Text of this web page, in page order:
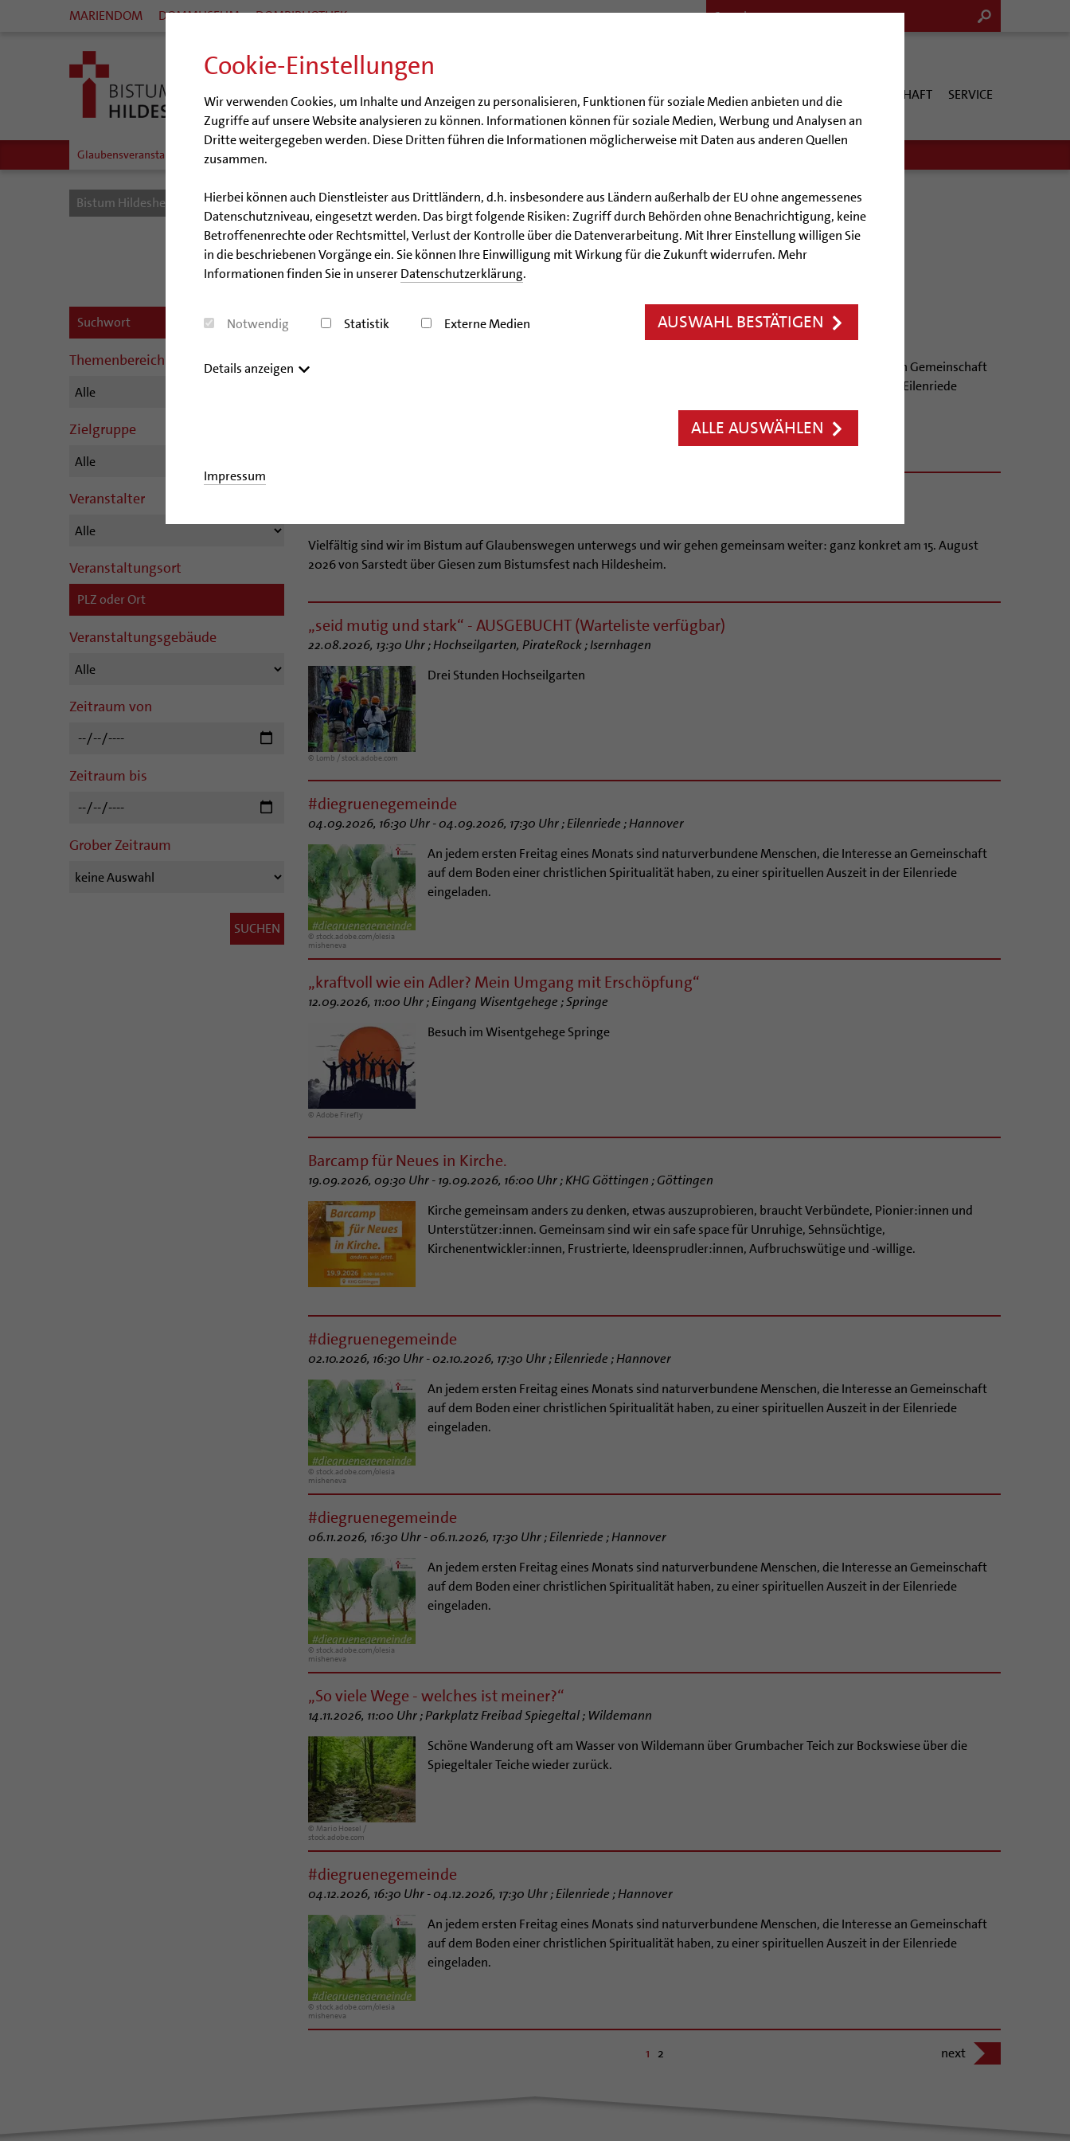
Cookie-Einstellungen
Wir verwenden Cookies, um Inhalte und Anzeigen zu personalisieren, Funktionen für soziale Medien anbieten und die
Zugriffe auf unsere Website analysieren zu können. Informationen können für soziale Medien, Werbung und Analysen an
Dritte weitergegeben werden. Diese Dritten führen die Informationen möglicherweise mit Daten aus anderen Quellen
zusammen.
Hierbei können auch Dienstleister aus Drittländern, d.h. insbesondere aus Ländern außerhalb der EU ohne angemessenes
Datenschutzniveau, eingesetzt werden. Das birgt folgende Risiken: Zugriff durch Behörden ohne Benachrichtigung, keine
Betroffenenrechte oder Rechtsmittel, Verlust der Kontrolle über die Datenverarbeitung. Mit Ihrer Einstellung willigen Sie
in die beschriebenen Vorgänge ein. Sie können Ihre Einwilligung mit Wirkung für die Zukunft widerrufen. Mehr
Informationen finden Sie in unsererDatenschutzerklärung.
Notwendig Statistik Externe Medien AUSWAHL BESTÄTIGEN
Details anzeigen
ALLE AUSWÄHLEN
Impressum
MARIENDOM DOMMUSEUM DOMBIBLIOTHEK
BISTUM BERATUNG & HILFE BILDUNG & KULTUR KIRCHE & GESELLSCHAFT SERVICE
Glaubensveranstaltungen
Bistum Hildesheim Seelsorge Glaube leben Glaubensveranstaltungen
Veranstaltungen zum Glauben(s)leben
Themenbereich
Zielgruppe
Veranstalter
Veranstaltungsort
Veranstaltungsgebäude
Zeitraum von
Zeitraum bis
Grober Zeitraum
#diegruenegemeinde
07.08.2026, 16:30 Uhr - 07.08.2026, 17:30 Uhr ; Eilenriede ; Hannover
An jedem ersten Freitag eines Monats sind naturverbundene Menschen, die Interesse an Gemeinschaft
auf dem Boden einer christlichen Spiritualität haben, zu einer spirituellen Auszeit in der Eilenriede
Vielfältig sind wir im Bistum auf Glaubenswegen unterwegs und wir gehen gemeinsam weiter: ganz konkret am 15. August
2026 von Sarstedt über Giesen zum Bistumsfest nach Hildesheim.
„seid mutig und stark“ - AUSGEBUCHT (Warteliste verfügbar)
22.08.2026, 13:30 Uhr ; Hochseilgarten, PirateRock ; Isernhagen
© Lomb / stock.adobe.com
Drei Stunden Hochseilgarten
#diegruenegemeinde
04.09.2026, 16:30 Uhr - 04.09.2026, 17:30 Uhr ; Eilenriede ; Hannover
© stock.adobe.com/olesia
misheneva
An jedem ersten Freitag eines Monats sind naturverbundene Menschen, die Interesse an Gemeinschaft
auf dem Boden einer christlichen Spiritualität haben, zu einer spirituellen Auszeit in der Eilenriede
eingeladen.
„kraftvoll wie ein Adler? Mein Umgang mit Erschöpfung“
12.09.2026, 11:00 Uhr ; Eingang Wisentgehege ; Springe
© Adobe Firefly
Besuch im Wisentgehege Springe
Barcamp für Neues in Kirche.
19.09.2026, 09:30 Uhr - 19.09.2026, 16:00 Uhr ; KHG Göttingen ; Göttingen
Kirche gemeinsam anders zu denken, etwas auszuprobieren, braucht Verbündete, Pionier:innen und
Unterstützer:innen. Gemeinsam sind wir ein safe space für Unruhige, Sehnsüchtige,
Kirchenentwickler:innen, Frustrierte, Ideensprudler:innen, Aufbruchswütige und -willige.
#diegruenegemeinde
02.10.2026, 16:30 Uhr - 02.10.2026, 17:30 Uhr ; Eilenriede ; Hannover
© stock.adobe.com/olesia
misheneva
An jedem ersten Freitag eines Monats sind naturverbundene Menschen, die Interesse an Gemeinschaft
auf dem Boden einer christlichen Spiritualität haben, zu einer spirituellen Auszeit in der Eilenriede
eingeladen.
#diegruenegemeinde
06.11.2026, 16:30 Uhr - 06.11.2026, 17:30 Uhr ; Eilenriede ; Hannover
© stock.adobe.com/olesia
misheneva
An jedem ersten Freitag eines Monats sind naturverbundene Menschen, die Interesse an Gemeinschaft
auf dem Boden einer christlichen Spiritualität haben, zu einer spirituellen Auszeit in der Eilenriede
eingeladen.
„So viele Wege - welches ist meiner?“
14.11.2026, 11:00 Uhr ; Parkplatz Freibad Spiegeltal ; Wildemann
© Mario Hoesel /
stock.adobe.com
Schöne Wanderung oft am Wasser von Wildemann über Grumbacher Teich zur Bockswiese über die
Spiegeltaler Teiche wieder zurück.
#diegruenegemeinde
04.12.2026, 16:30 Uhr - 04.12.2026, 17:30 Uhr ; Eilenriede ; Hannover
© stock.adobe.com/olesia
misheneva
An jedem ersten Freitag eines Monats sind naturverbundene Menschen, die Interesse an Gemeinschaft
auf dem Boden einer christlichen Spiritualität haben, zu einer spirituellen Auszeit in der Eilenriede
eingeladen.
1 2 next